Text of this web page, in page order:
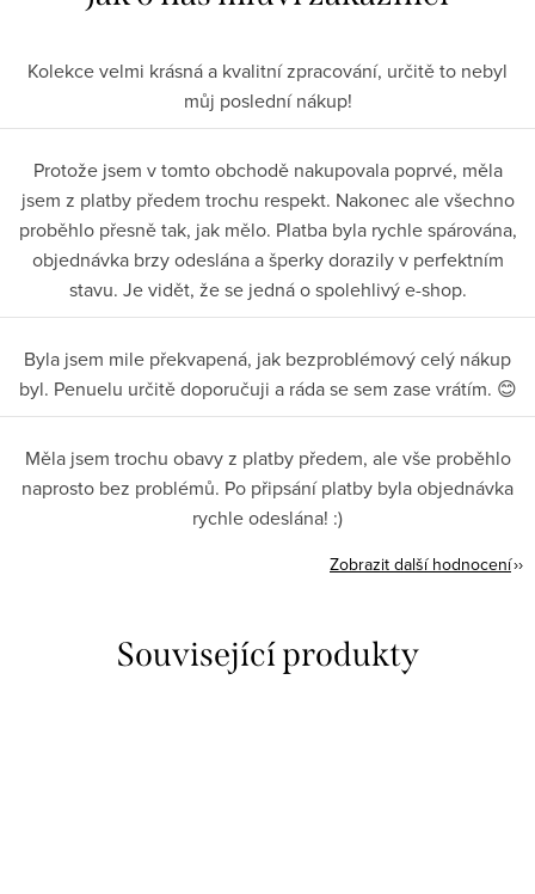
Kolekce velmi krásná a kvalitní zpracování, určitě to nebyl
můj poslední nákup!
Protože jsem v tomto obchodě nakupovala poprvé, měla
jsem z platby předem trochu respekt. Nakonec ale všechno
proběhlo přesně tak, jak mělo. Platba byla rychle spárována,
objednávka brzy odeslána a šperky dorazily v perfektním
stavu. Je vidět, že se jedná o spolehlivý e-shop.
Byla jsem mile překvapená, jak bezproblémový celý nákup
byl. Penuelu určitě doporučuji a ráda se sem zase vrátím. 😊
Měla jsem trochu obavy z platby předem, ale vše proběhlo
naprosto bez problémů. Po připsání platby byla objednávka
rychle odeslána! :)
Zobrazit další hodnocení
Související produkty